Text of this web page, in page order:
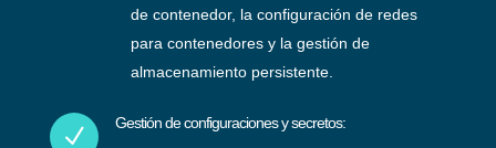
de contenedor, la configuración de redes
para contenedores y la gestión de
almacenamiento persistente.
N Gestión de configuraciones y secretos: